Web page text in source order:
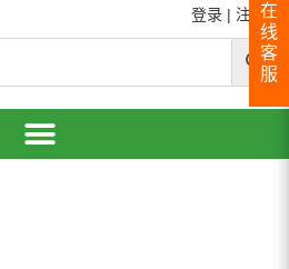
登录 | 注册在
线
客
服